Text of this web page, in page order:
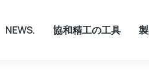
NEWS. 協和精工の工具